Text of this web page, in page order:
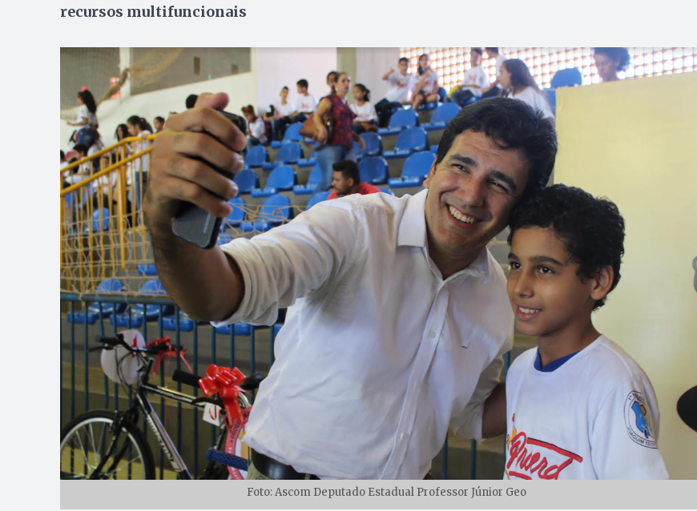
recursos multifuncionais
Foto: Ascom Deputado Estadual Professor Júnior Geo